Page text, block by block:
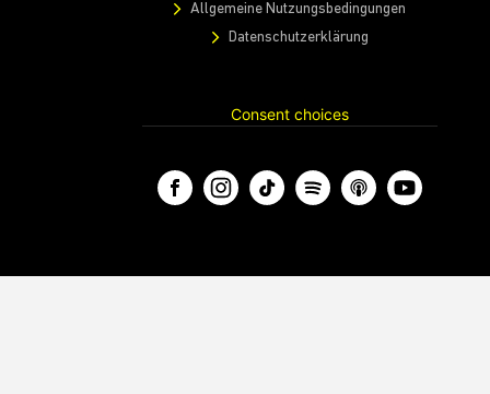
Allgemeine Nutzungsbedingungen
Datenschutzerklärung
Consent choices